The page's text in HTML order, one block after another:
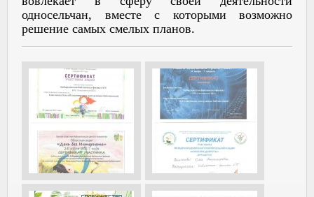
односельчан, вместе с которыми возможно
решение самых смелых планов.